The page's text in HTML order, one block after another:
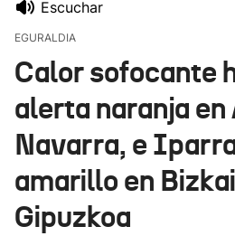
Escuchar
EGURALDIA
Calor sofocante
alerta naranja en
Navarra, e
amarillo en
Gipuzkoa